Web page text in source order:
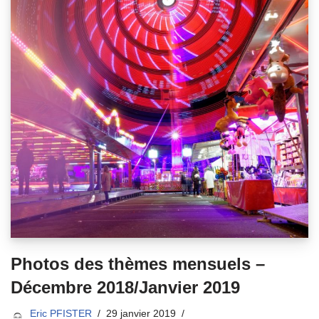
Photos des thèmes mensuels –
Décembre 2018/Janvier 2019
Eric PFISTER 29 janvier 2019